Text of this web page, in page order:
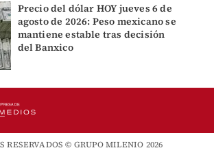
Precio del dólar HOY jueves 6 de
agosto de 2026: Peso mexicano se
mantiene estable tras decisión
del Banxico
RESERVADOS © GRUPO MILENIO 2026